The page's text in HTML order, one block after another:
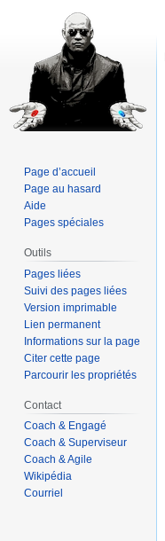
Page d’accueil
Page au hasard
Aide
Pages spéciales
Outils
Pages liées
Suivi des pages liées
Version imprimable
Lien permanent
Informations sur la page
Citer cette page
Parcourir les propriétés
Contact
Coach & Engagé
Coach & Superviseur
Coach & Agile
Wikipédia
Courriel